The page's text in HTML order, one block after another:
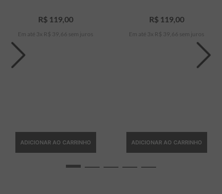
R$ 119,00
Em até 3 x R$ 39 66 sem juros
ADICIONAR AO CARRINHO
R$ 119,00
Em até 3 x R$ 39 66 sem juros
ADICIONAR AO CARRINHO